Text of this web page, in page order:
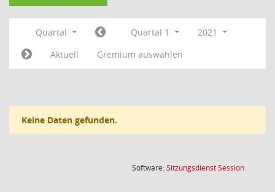
Quartal Quartal 1
2021
Aktuell
Gremium auswählen
Keine Daten gefunden.
Software:SitzungsdienstSession(Wird in